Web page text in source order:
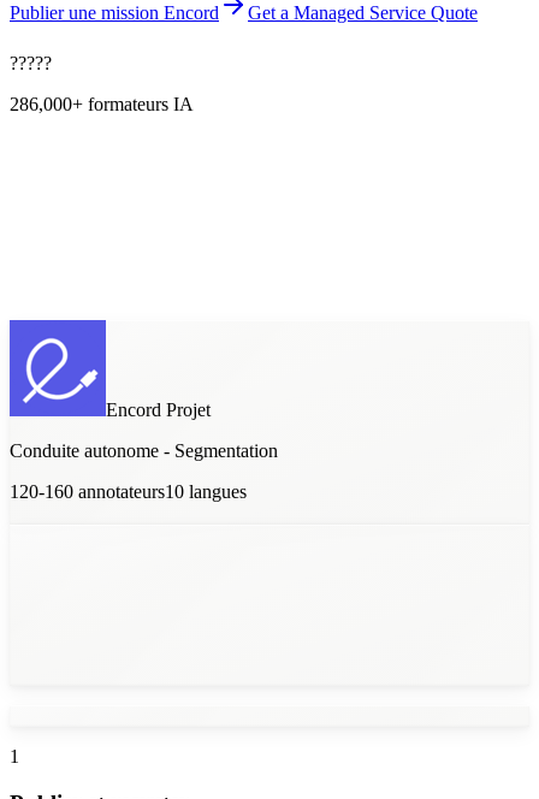
Publier une mission Encord Get a Managed Service Quote
?????
286,000+ formateurs IA
Encord Projet
Conduite autonome - Segmentation
120-160 annotateurs10 langues
1